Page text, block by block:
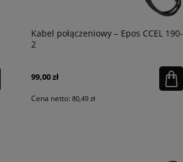
Kabel połączeniowy – Epos CCEL 190-
2
99,00 zł
Cena netto: 80,49 zł